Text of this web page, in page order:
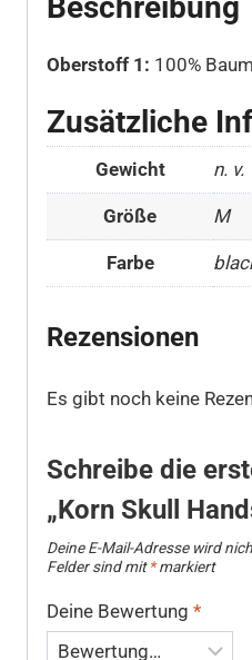
Oberstoff 1: 100%
Zusätzliche
Gewicht n. v.
Größe M
Farbe
Rezensionen
Es gibt noch keine
Schreibe die
„Korn Skull
Deine E-Mail-Adresse wird
Felder sind mit*markiert
Deine Bewertung *